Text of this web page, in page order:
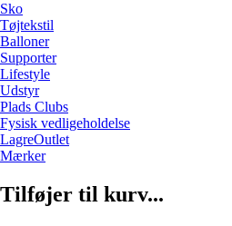
Sko
Tøjtekstil
Balloner
Supporter
Lifestyle
Udstyr
Plads Clubs
Fysisk vedligeholdelse
LagreOutlet
Mærker
Tilføjer til kurv...